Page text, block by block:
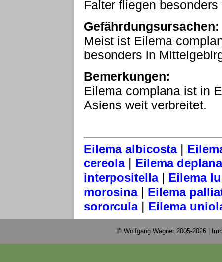
Falter fliegen
Gefährdungsursachen:
Meist ist Eilema
besonders in
Bemerkungen:
Eilema complana ist in
Asiens weit verbreitet.
Eilema albicosta|
cereola| Eilema deplana
interpositella| Eilema
morosina| Eilema
sororcula| Eilema
© Wolfgang Wagner 2005-2026 |